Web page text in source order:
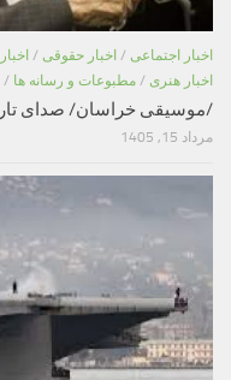
اخبار اجتماعی / اخبار حقوقی /
اخبار هنری / مطبوعات و رسانه ها /
/موسیقی خراسان/ صدای
مرداد 15, 1405